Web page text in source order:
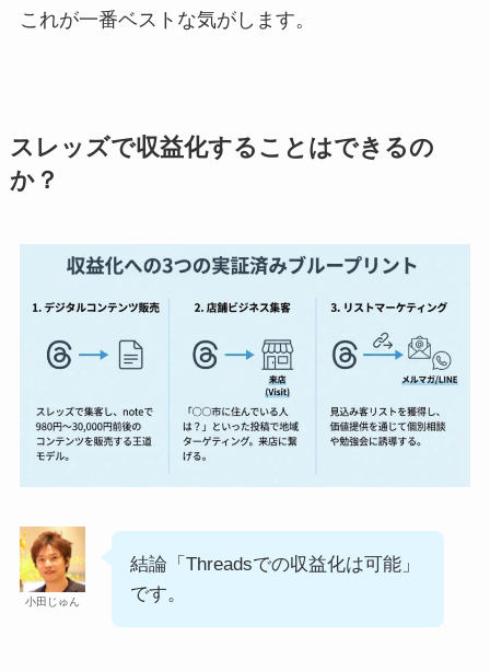
これが一番ベストな気がします。
スレッズで収益化することはできるの
か？
小田じゅん
結論「Threadsでの収益化は可能」
です。